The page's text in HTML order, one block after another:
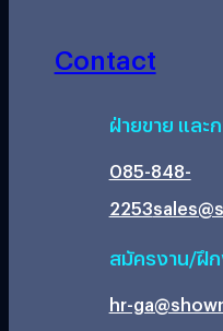
Contact
ฝ่ายขาย และ
085-848-
2253
สมัครงาน/ฝึ
hr-